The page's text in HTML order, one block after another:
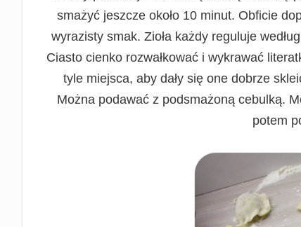
smażyć jeszcze około 10 minut. Obficie
wyrazisty smak. Zioła każdy reguluje
Ciasto cienko rozwałkować i wykrawać
tyle miejsca, aby dały się one dobrze
Można podawać z podsmażoną cebulką.
potem